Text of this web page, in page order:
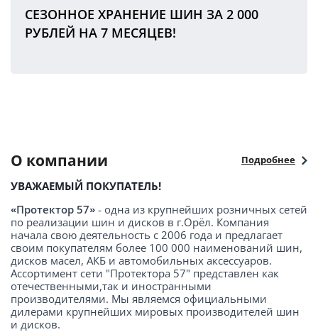
СЕЗОННОЕ ХРАНЕНИЕ ШИН ЗА 2 000
РУБЛЕЙ НА 7 МЕСЯЦЕВ!
О компании Подробнее
УВАЖАЕМЫЙ ПОКУПАТЕЛЬ!
«Протектор 57» - одна из крупнейших розничных сетей
по реализации шин и дисков в г.Орёл. Компания
начала свою деятельность с 2006 года и предлагает
своим покупателям более 100 000 наименований шин,
дисков масел, АКБ и автомобильных аксессуаров.
Ассортимент сети "Протектора 57" представлен как
отечественными,так и иностранными
производителями. Мы являемся официальными
дилерами крупнейших мировых производителей шин
и дисков.